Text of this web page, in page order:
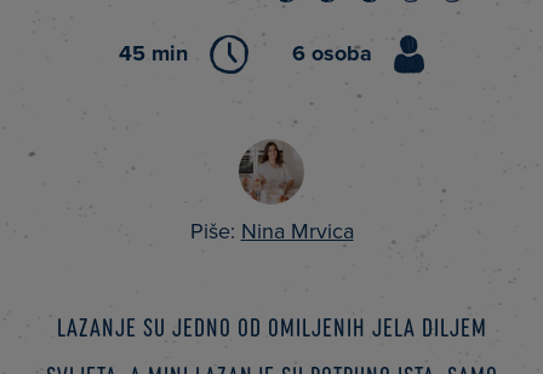
45 min 6 osoba
Piše: Nina Mrvica
Lazanje su jedno od omiljenih jela diljem